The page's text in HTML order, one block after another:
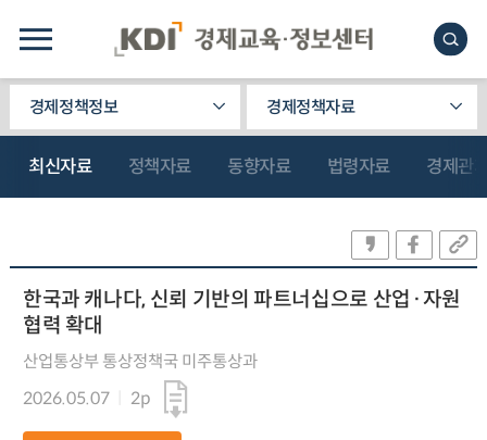
경제정책정보 경제정책자료
최신자료 정책자료 동향자료 법령자료 경제관
한국과 캐나다, 신뢰 기반의 파트너십으로 산업·자원
협력 확대
산업통상부 통상정책국 미주통상과
2026.05.07
2p